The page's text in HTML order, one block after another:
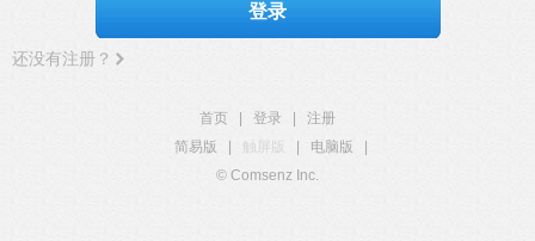
登录
还没有注册？
首页 登录
注册
简易版
触屏版 电脑版
© Comsenz Inc.